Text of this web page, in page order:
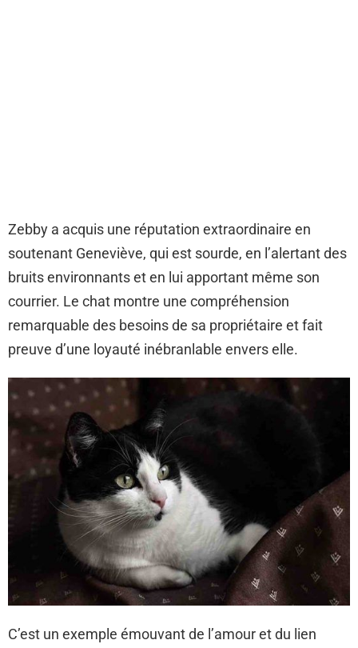
Zebby a acquis une réputation extraordinaire en
soutenant Geneviève, qui est sourde, en l’alertant des
bruits environnants et en lui apportant même son
courrier. Le chat montre une compréhension
remarquable des besoins de sa propriétaire et fait
preuve d’une loyauté inébranlable envers elle.
C’est un exemple émouvant de l’amour et du lien